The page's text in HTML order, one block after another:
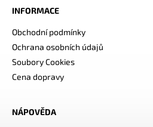
INFORMACE
Obchodní podmínky
Ochrana osobních údajů
Soubory Cookies
Cena dopravy
NÁPOVĚDA